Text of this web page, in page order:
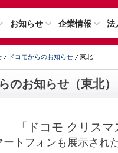
お知らせ 企業情報 法
ドコモからのお知らせ 東北
のお知らせ（東北）
「ドコモ クリス
ートフォンも展示され